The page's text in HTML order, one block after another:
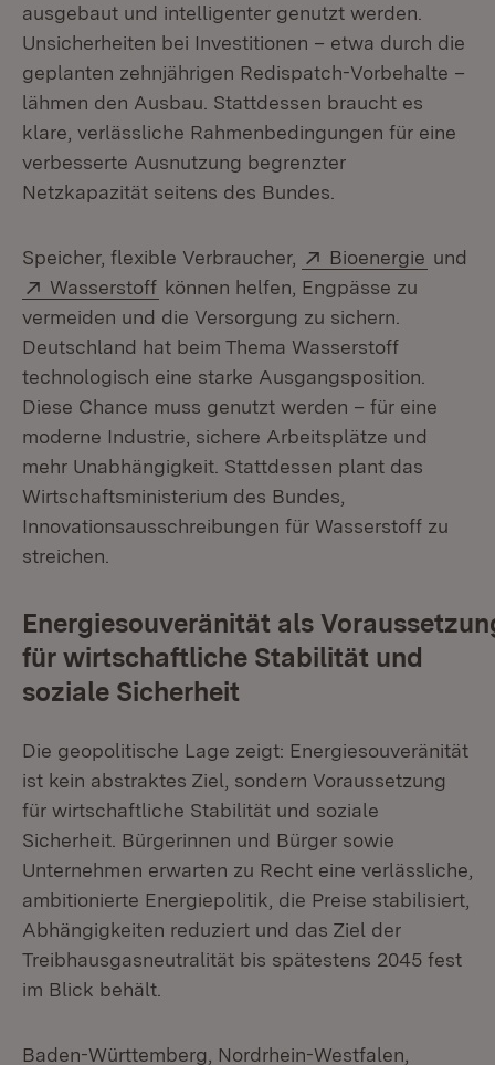
ausgebaut und intelligenter genutzt werden.
Unsicherheiten bei Investitionen – etwa durch die
geplanten zehnjährigen Redispatch-Vorbehalte –
lähmen den Ausbau. Stattdessen braucht es
klare, verlässliche Rahmenbedingungen für eine
verbesserte Ausnutzung begrenzter
Netzkapazität seitens des Bundes.
Speicher, flexible Verbraucher, Extern:
Bioenergie und
Extern:
Wasserstoff (Öffnet in neuem Fenster)
können helfen, Engpässe zu
vermeiden und die Versorgung zu sichern.
Deutschland hat beim Thema Wasserstoff
technologisch eine starke Ausgangsposition.
Diese Chance muss genutzt werden – für eine
moderne Industrie, sichere Arbeitsplätze und
mehr Unabhängigkeit. Stattdessen plant das
Wirtschaftsministerium des Bundes,
Innovationsausschreibungen für Wasserstoff zu
streichen.
Energiesouveränität als
für wirtschaftliche Stabilität und
soziale Sicherheit
Die geopolitische Lage zeigt: Energiesouveränität
ist kein abstraktes Ziel, sondern Voraussetzung
für wirtschaftliche Stabilität und soziale
Sicherheit. Bürgerinnen und Bürger sowie
Unternehmen erwarten zu Recht eine verlässliche,
ambitionierte Energiepolitik, die Preise stabilisiert,
Abhängigkeiten reduziert und das Ziel der
Treibhausgasneutralität bis spätestens 2045 fest
im Blick behält.
Baden-Württemberg, Nordrhein-Westfalen,